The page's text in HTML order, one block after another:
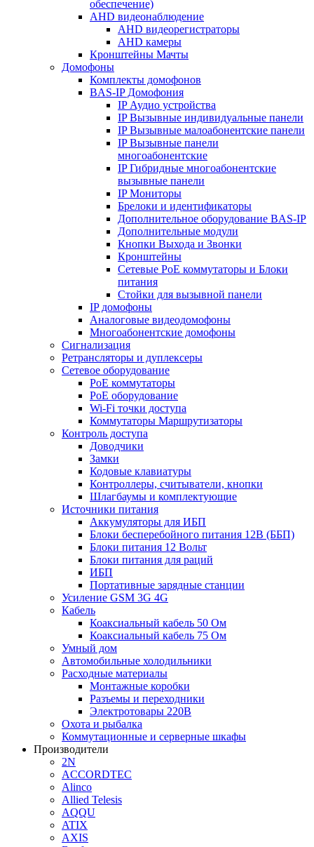
обеспечение)
AHD видеонаблюдение
AHD видеорегистраторы
AHD камеры
Кронштейны Мачты
Домофоны
Комплекты домофонов
BAS-IP Домофония
IP Аудио устройства
IP Вызывные индивидуальные панели
IP Вызывные малоабонентские панели
IP Вызывные панели
многоабонентские
IP Гибридные многоабонентские
вызывные панели
IP Мониторы
Брелоки и идентификаторы
Дополнительное оборудование BAS-IP
Дополнительные модули
Кнопки Выхода и Звонки
Кронштейны
Сетевые PoE коммутаторы и Блоки
питания
Стойки для вызывной панели
IP домофоны
Аналоговые видеодомофоны
Многоабонентские домофоны
Сигнализация
Ретрансляторы и дуплексеры
Сетевое оборудование
PoE коммутаторы
PoE оборудование
Wi-Fi точки доступа
Коммутаторы Маршрутизаторы
Контроль доступа
Доводчики
Замки
Кодовые клавиатуры
Контроллеры, считыватели, кнопки
Шлагбаумы и комплектующие
Источники питания
Аккумуляторы для ИБП
Блоки бесперебойного питания 12В (ББП)
Блоки питания 12 Вольт
Блоки питания для раций
ИБП
Портативные зарядные станции
Усиление GSM 3G 4G
Кабель
Коаксиальный кабель 50 Ом
Коаксиальный кабель 75 Ом
Умный дом
Автомобильные холодильники
Расходные материалы
Монтажные коробки
Разъемы и переходники
Электротовары 220В
Охота и рыбалка
Коммутационные и серверные шкафы
Производители
2N
ACCORDTEC
Alinco
Allied Telesis
AQQU
ATIX
AXIS